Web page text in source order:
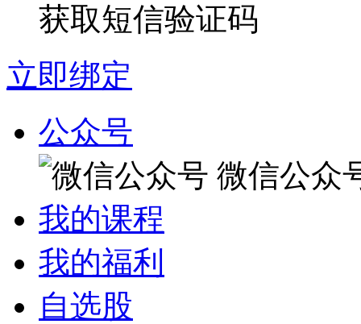
获取短信验证码
立即绑定
公众号
微信公众
我的课程
我的福利
自选股